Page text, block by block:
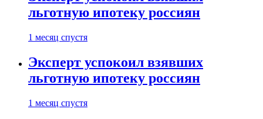
льготную ипотеку россиян
1 месяц спустя
Эксперт успокоил взявших
льготную ипотеку россиян
1 месяц спустя